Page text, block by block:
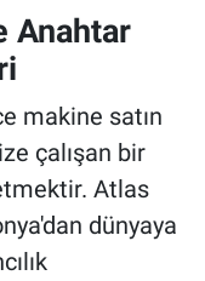
Anahtar
makine satın
çalışan bir
Atlas
dünyaya